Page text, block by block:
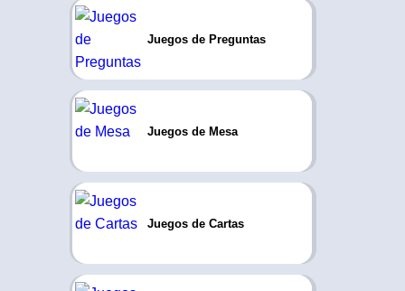
Juegos de Preguntas
Juegos de Mesa
Juegos de Cartas